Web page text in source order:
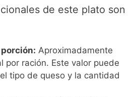
de este plato son
Aproximadamente
por ración. Este valor puede
tipo de queso y la cantidad